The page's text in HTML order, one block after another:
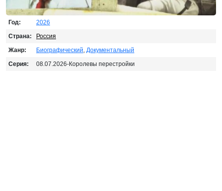
Год:
2026
Страна:
Россия
Жанр:
Биографический Документальный
Серия:
08.07.2026-Королевы перестройки